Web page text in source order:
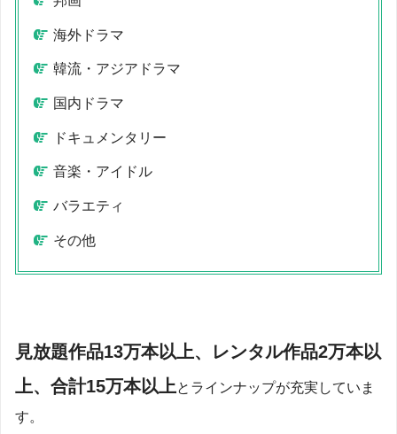
海外ドラマ
韓流・アジアドラマ
国内ドラマ
ドキュメンタリー
音楽・アイドル
バラエティ
その他
見放題作品13万本以上、レンタル作品2万本以
上、合計15万本以上とラインナップが充実していま
す。